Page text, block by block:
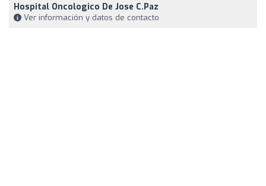
Hospital Oncologico De Jose C.Paz
Ver información y datos de contacto